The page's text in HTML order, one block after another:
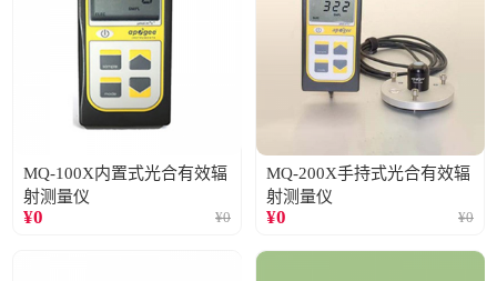
MQ-100X内置式光合有效辐
射测量仪
¥0 ¥0
MQ-200X手持式光合有效辐
射测量仪
¥0 ¥0